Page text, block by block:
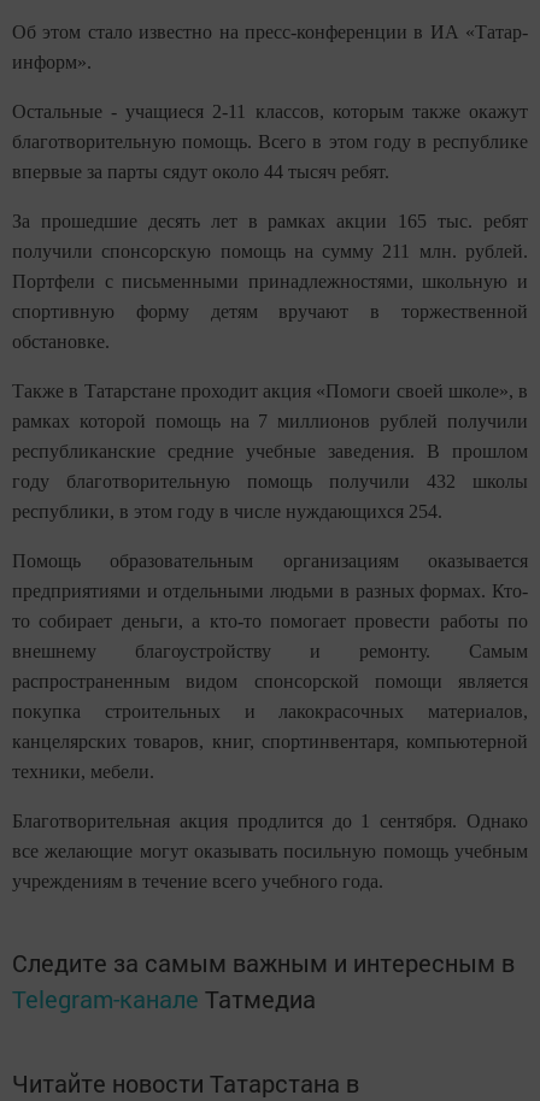
Об этом стало известно на пресс-конференции в ИА «Татар-
информ».
Остальные - учащиеся 2-11 классов, которым также окажут
благотворительную помощь. Всего в этом году в республике
впервые за парты сядут около 44 тысяч ребят.
За прошедшие десять лет в рамках акции 165 тыс. ребят
получили спонсорскую помощь на сумму 211 млн. рублей.
Портфели с письменными принадлежностями, школьную и
спортивную форму детям вручают в торжественной
обстановке.
Также в Татарстане проходит акция «Помоги своей школе», в
рамках которой помощь на 7 миллионов рублей получили
республиканские средние учебные заведения. В прошлом
году благотворительную помощь получили 432 школы
республики, в этом году в числе нуждающихся 254.
Помощь образовательным организациям оказывается
предприятиями и отдельными людьми в разных формах. Кто-
то собирает деньги, а кто-то помогает провести работы по
внешнему благоустройству и ремонту. Самым
распространенным видом спонсорской помощи является
покупка строительных и лакокрасочных материалов,
канцелярских товаров, книг, спортинвентаря, компьютерной
техники, мебели.
Благотворительная акция продлится до 1 сентября. Однако
все желающие могут оказывать посильную помощь учебным
учреждениям в течение всего учебного года.
Следите за самым важным и интересным в
Telegram-канале Татмедиа
Читайте новости Татарстана в